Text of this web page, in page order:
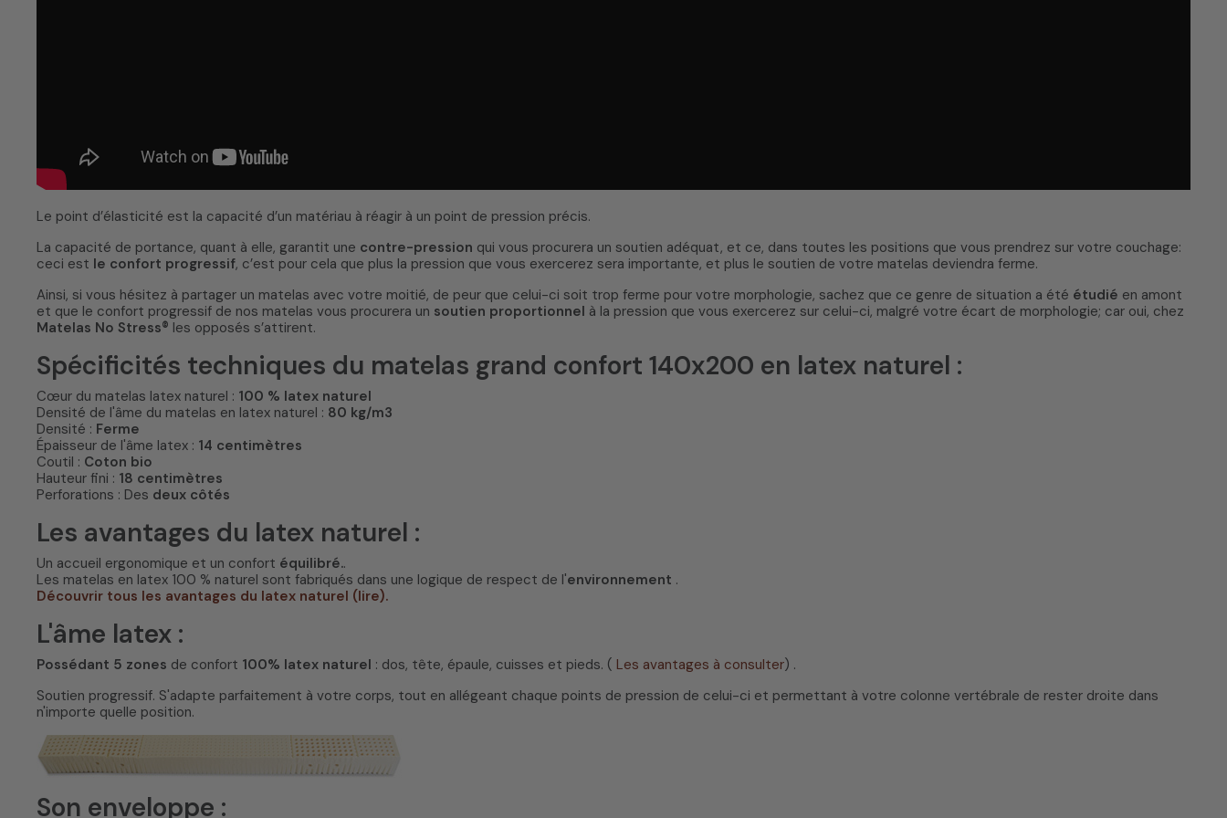
Le point d’élasticité est la capacité d’un matériau à réagir à un point de pression précis.
La capacité de portance, quant à elle, garantit une contre-pression qui vous procurera un soutien adéquat, et ce, dans toutes les positions que vous prendrez sur votre couchage:
ceci est le confort progressif, c’est pour cela que plus la pression que vous exercerez sera importante, et plus le soutien de votre matelas deviendra ferme.
Ainsi, si vous hésitez à partager un matelas avec votre moitié, de peur que celui-ci soit trop ferme pour votre morphologie, sachez que ce genre de situation a été étudié en amont
et que le confort progressif de nos matelas vous procurera un soutien proportionnel à la pression que vous exercerez sur celui-ci, malgré votre écart de morphologie; car oui, chez
Matelas No Stress® les opposés s’attirent.
Spécificités techniques du matelas grand confort 140x200 en latex naturel :
Cœur du matelas latex naturel : 100 % latex naturel
Densité de l'âme du matelas en latex naturel : 80 kg/m3
Densité : Ferme
Épaisseur de l'âme latex : 14 centimètres
Coutil : Coton bio
Hauteur fini : 18 centimètres
Perforations : Des deux côtés
Les avantages du latex naturel :
Un accueil ergonomique et un confort équilibré..
Les matelas en latex 100 % naturel sont fabriqués dans une logique de respect de l'environnement .
Découvrir tous les avantages du latex naturel (lire).
L'âme latex :
Possédant 5 zones de confort 100% latex naturel : dos, tête, épaule, cuisses et pieds. ( Les avantages à consulter) .
Soutien progressif. S'adapte parfaitement à votre corps, tout en allégeant chaque points de pression de celui-ci et permettant à votre colonne vertébrale de rester droite dans
n'importe quelle position.
Son enveloppe :